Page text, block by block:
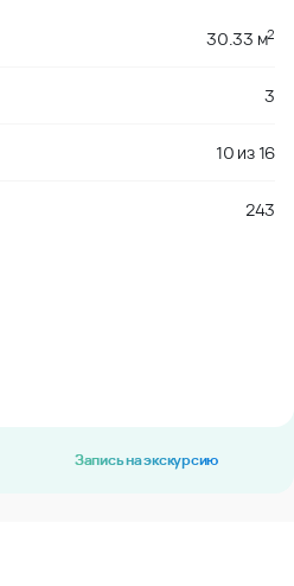
30.33 м2
3
10 из16
243
Запись на экскурсию